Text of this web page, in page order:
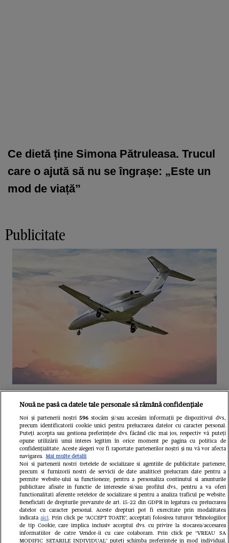
Ce dietă ține Simona Pătruleasa. Trucul
care o ajută să nu se îngrașe: „Este un
mod de viață”
Publicitate
Unul dintre cele mai folosite
aeroporturi din Europa își închide
complet porțile timp de trei luni.
Milioane de pasageri, afectați
Nouă ne pasă ca datele tale personale să rămână confidențiale
Noi și partenerii noștri 596stocăm și/sau accesăm informații pe dispozitivul dvs.,
precum identificatorii cookie unici pentru prelucrarea datelor cu caracter personal.
Puteți accepta sau gestiona preferințele dvs. făcând clic mai jos, respectiv vă puteți
opune utilizării unui interes legitim în orice moment pe pagina cu politica de
confidențialitate. Aceste alegeri vor fi raportate partenerilor noștri și nu vă vor afecta
navigarea. Mai multe detalii
Noi si partenerii nostri (retelele de socializare si agentiile de publicitate partenere,
precum si furnizorii nostri de servicii de date analitice) prelucram date pentru a
permite website-ului sa functioneze, pentru a personaliza continutul si anunturile
publicitare afisate in functie de interesele si/sau profilul dvs., pentru a va oferi
functionalitati aferente retelelor de socializare si pentru a analiza traficul pe website.
Beneficiati de drepturile prevazute de art. 15-22 din GDPR in legatura cu prelucrarea
datelor cu caracter personal. Aceste drepturi pot fi exercitate prin modalitatea
indicataaici. Prin click pe “ACCEPT TOATE”, acceptati folosirea tuturor Tehnologiilor
de tip Cookie, care implica inclusiv acceptul dvs. cu privire la stocarea/accesarea
informatiilor de catre Vendor-ii cu care colaboram. Prin click pe “VREAU SA
MODIFIC SETARILE INDIVIDUAL” puteti schimba preferintele in mod individual,